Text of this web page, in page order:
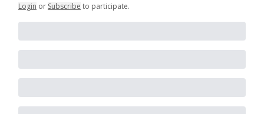
Login or Subscribe to participate.